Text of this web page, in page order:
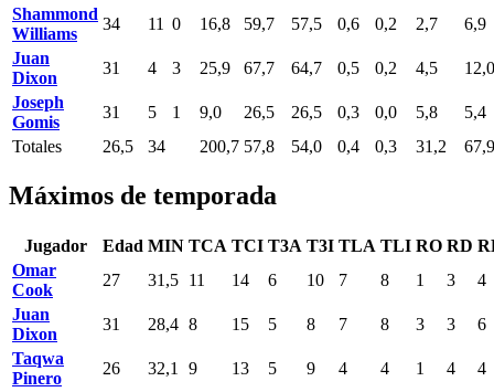
Shammond
Williams
34 11 0 16,8 59,7 57,5 0,6 0,2 2,7
6,9
Juan
Dixon
31 4 3 25,9 67,7 64,7 0,5 0,2 4,5
12,0
Joseph
Gomis
31 5 1 9,0 26,5 26,5 0,3 0,0 5,8
5,4
Totales
26,5 34 200,7 57,8 54,0 0,4 0,3 31,2 67,9
Máximos de temporada
Jugador Edad MIN TCA TCI T3A T3I TLA TLI RO RD
Omar
Cook
27 31,5 11 14 6 10 7 8 1 3
4
Juan
Dixon
31 28,4 8 15 5 8 7 8 3 3
6
Taqwa
Pinero
26 32,1 9 13 5 9 4 4 1 4
4